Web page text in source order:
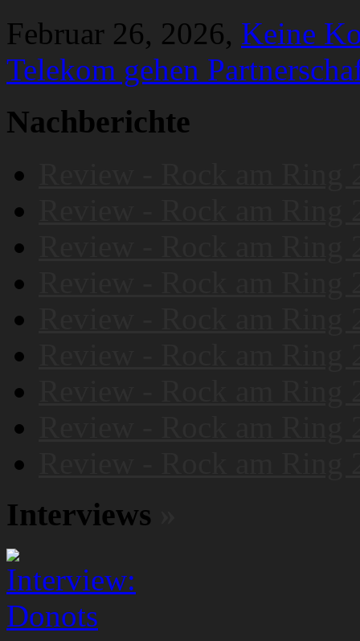
Februar 26, 2026, Keine
Telekom gehen
Nachberichte
Interviews